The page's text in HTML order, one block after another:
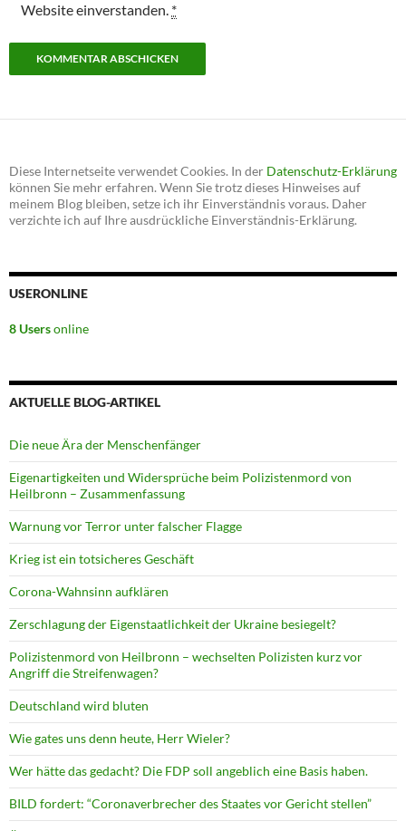
Website einverstanden. *
Diese Internetseite verwendet Cookies. In der Datenschutz-Erklärung
können Sie mehr erfahren. Wenn Sie trotz dieses Hinweises auf
meinem Blog bleiben, setze ich ihr Einverständnis voraus. Daher
verzichte ich auf Ihre ausdrückliche Einverständnis-Erklärung.
USERONLINE
8 Usersonline
AKTUELLE BLOG-ARTIKEL
Die neue Ära der Menschenfänger
Eigenartigkeiten und Widersprüche beim Polizistenmord von
Heilbronn – Zusammenfassung
Warnung vor Terror unter falscher Flagge
Krieg ist ein totsicheres Geschäft
Corona-Wahnsinn aufklären
Zerschlagung der Eigenstaatlichkeit der Ukraine besiegelt?
Polizistenmord von Heilbronn – wechselten Polizisten kurz vor
Angriff die Streifenwagen?
Deutschland wird bluten
Wie gates uns denn heute, Herr Wieler?
Wer hätte das gedacht? Die FDP soll angeblich eine Basis haben.
BILD fordert: “Coronaverbrecher des Staates vor Gericht stellen”